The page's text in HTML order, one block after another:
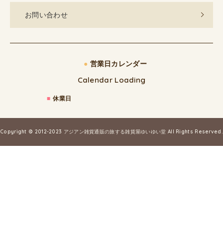
お問い合わせ
● 営業日カレンダー
Calendar Loading
■ 休業日
Copyright © 2012-2023 アジアン雑貨通販の旅する雑貨屋ゆいゆい堂 All Rights Reserved.